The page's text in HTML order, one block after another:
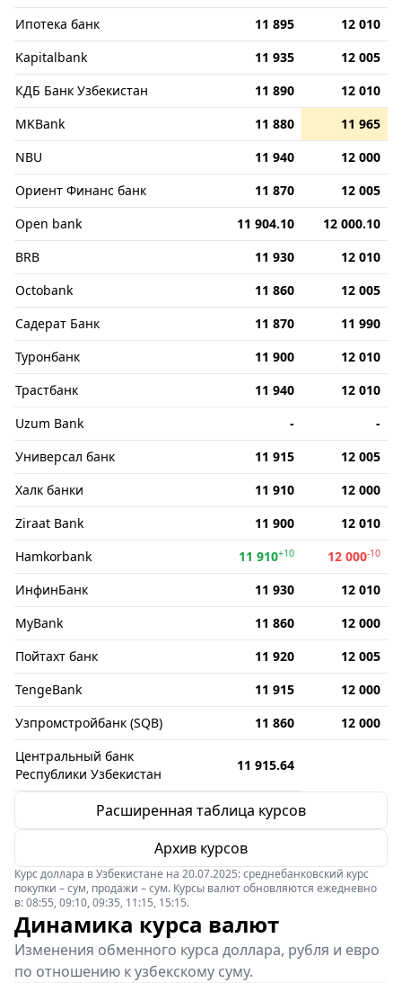
Ипотека банк
11 895
12 010
Kapitalbank
11 935
12 005
КДБ Банк Узбекистан
11 890
12 010
MKBank
11 880
11 965
NBU
11 940
12 000
Ориент Финанс банк
11 870
12 005
Open bank
11 904.10
12 000.10
BRB
11 930
12 010
Octobank
11 860
12 005
Садерат Банк
11 870
11 990
Туронбанк
11 900
12 010
Трастбанк
11 940
12 010
Uzum Bank
-
-
Универсал банк
11 915
12 005
Халк банки
11 910
12 000
Ziraat Bank
11 900
12 010
Hamkorbank
11 910+10 12 000-10
ИнфинБанк 11 930
12 010
MyBank
11 860
12 000
Пойтахт банк
11 920
12 005
TengeBank
11 915
12 000
Узпромстройбанк (SQB)
11 860
12 000
Центральный банк
Республики Узбекистан
11 915.64
Расширенная таблица курсов
Архив курсов
Курс доллара в Узбекистане на 20.07.2025: среднебанковский курс
покупки – сум, продажи – сум. Курсы валют обновляются ежедневно
в: 08:55, 09:10, 09:35, 11:15, 15:15.
Динамика курса валют
Изменения обменного курса доллара, рубля и евро
по отношению к узбекскому суму.